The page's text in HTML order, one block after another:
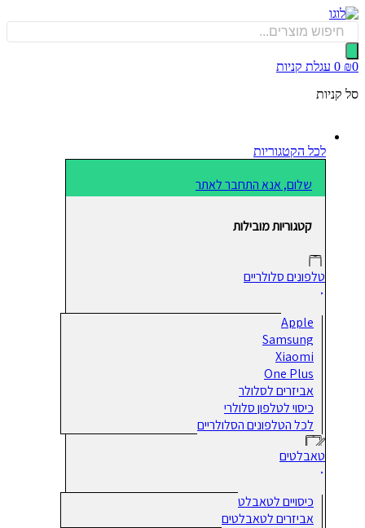
0 עגלת קניות
לכל הקטגוריות
שלום, אנא התחבר לאתר
קטגוריות מובילות
טלפונים סלולריים
Apple
Samsung
Xiaomi
One Plus
אביזרים לסלולר
כיסוי לטלפון סלולרי
לכל הטלפונים הסלולריים
טאבלטים
כיסויים לטאבלט
אביזרים לטאבלטים